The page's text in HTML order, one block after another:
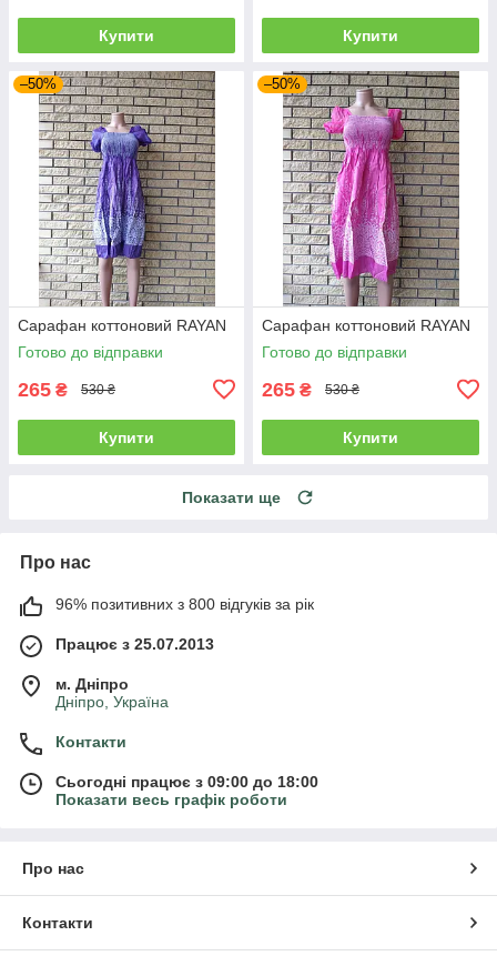
Купити Купити
–50%
Сарафан коттоновий RAYAN
Готово до відправки
265 ₴ 530 ₴
Купити
–50%
Сарафан коттоновий RAYAN
Готово до відправки
265 ₴ 530 ₴
Купити
Показати ще
Про нас
96% позитивних з 800 відгуків за рік
Працює з 25.07.2013
м. Дніпро
Дніпро, Україна
Контакти
Сьогодні працює з 09:00 до 18:00
Показати весь графік роботи
Про нас
Контакти